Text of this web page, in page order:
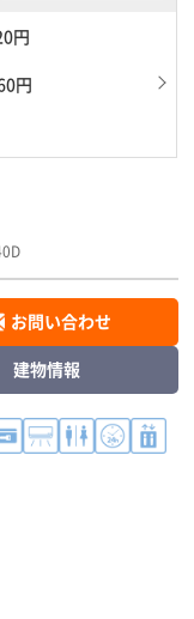
円
円
お問い合わせ
建物情報